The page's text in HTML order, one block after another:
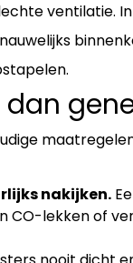
ventilatie.
nakijken.
CO-lekken of